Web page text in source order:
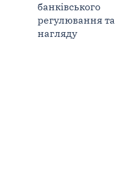
банківського
регулювання та
нагляду